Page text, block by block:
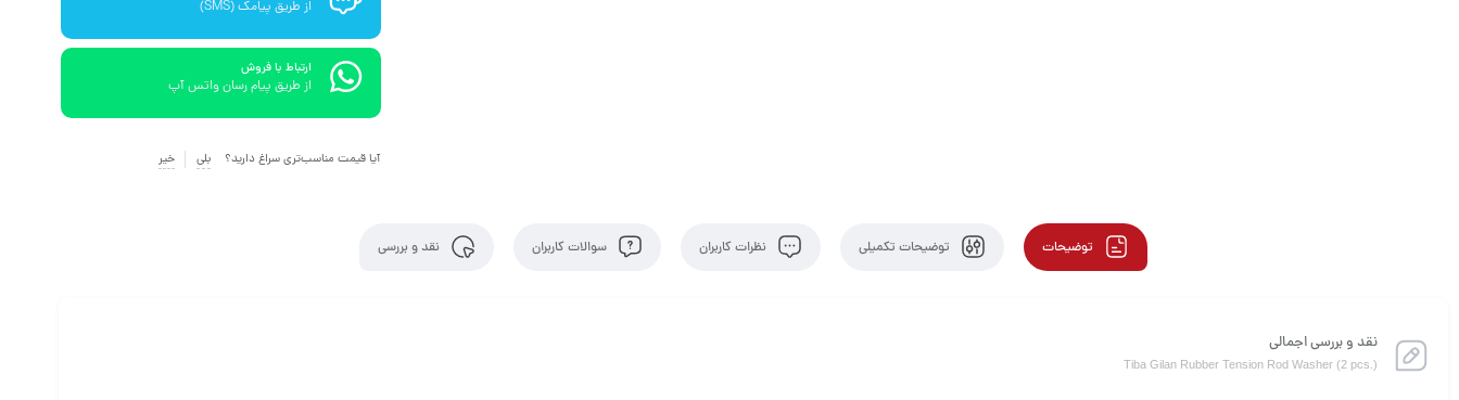
از طریق پیامک (SMS)
ارتباط با فروش
از طریق پیام رسان واتس آپ
آیا قیمت مناسب‌تری سراغ دارید؟ بلی خیر
توضیحات توضیحات تکمیلی نظرات کاربران سوالات کاربران نقد و بررسی
نقد و بررسی اجمالی
Tiba Gilan Rubber Tension Rod Washer (2 pcs.)